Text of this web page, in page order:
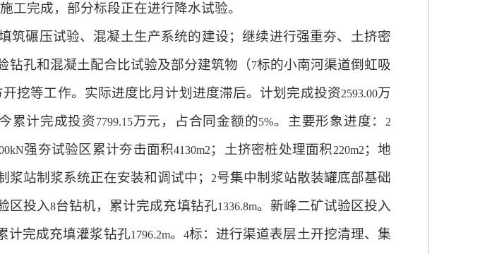
工完成，部分标段正在进行降水试验。
筑碾压试验、混凝土生产系统的建设；继续进行强重夯、土挤密
钻孔和混凝土配合比试验及部分建筑物（7标的小南河渠道倒虹吸
挖等工作。实际进度比月计划进度滞后。计划完成投资2593.00万
累计完成投资7799.15万元，占合同金额的5%。主要形象进度： 2
强夯试验区累计夯击面积4130m2 ；土挤密桩处理面积 220m2 ；地
浆站制浆系统正在安装和调试中； 2号集中制浆站散装罐底部基础
区投入8台钻机，累计完成充填钻孔1336.8m。新峰二矿试验区投入
计完成充填灌浆钻孔1796.2m。 4标：进行渠道表层土开挖清理、集